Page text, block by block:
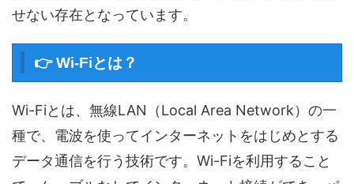
せない存在となっています。
👉 Wi-Fiとは？
Wi-Fiとは、無線LAN（Local Area Network）の一
種で、電波を使ってインターネットをはじめとする
データ通信を行う技術です。Wi-Fiを利用すること